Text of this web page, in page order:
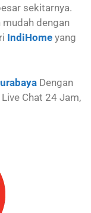
sekitarnya.
dengan
IndiHome yang
Dengan
Chat 24 Jam,